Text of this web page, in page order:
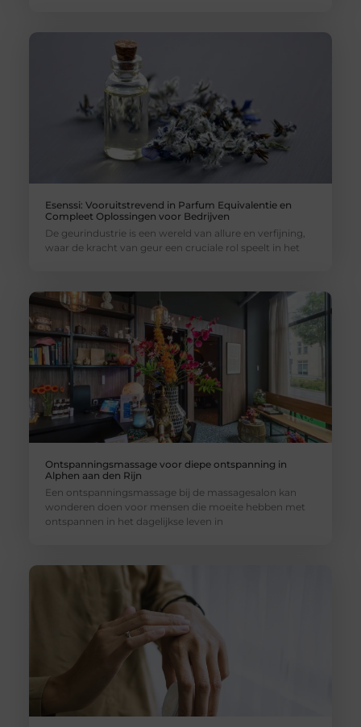
Esenssi: Vooruitstrevend in Parfum Equivalentie en
Compleet Oplossingen voor Bedrijven
De geurindustrie is een wereld van allure en verfijning,
waar de kracht van geur een cruciale rol speelt in het
Ontspanningsmassage voor diepe ontspanning in
Alphen aan den Rijn
Een ontspanningsmassage bij de massagesalon kan
wonderen doen voor mensen die moeite hebben met
ontspannen in het dagelijkse leven in